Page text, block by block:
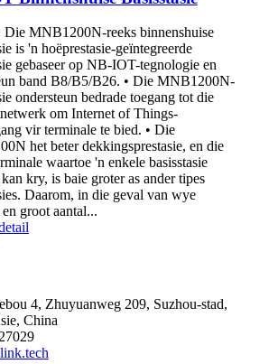
Die MNB1200N-reeks binnenshuise
is 'n hoëprestasie-geïntegreerde
gebaseer op NB-IOT-tegnologie en
band B8/B5/B26. • Die MNB1200N-
ondersteun bedrade toegang tot die
om Internet of Things-
vir terminale te bied. • Die
het beter dekkingsprestasie, en die
waartoe 'n enkele basisstasie
kry, is baie groter as ander tipes
Daarom, in die geval van wye
groot aantal...
4, Zhuyuanweg 209, Suzhou-stad,
China